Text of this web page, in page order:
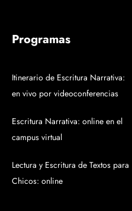
Programas
Itinerario de Escritura Narrativa:
en vivo por videoconferencias
Escritura Narrativa: online en el
campus virtual
Lectura y Escritura de Textos para
Chicos: online